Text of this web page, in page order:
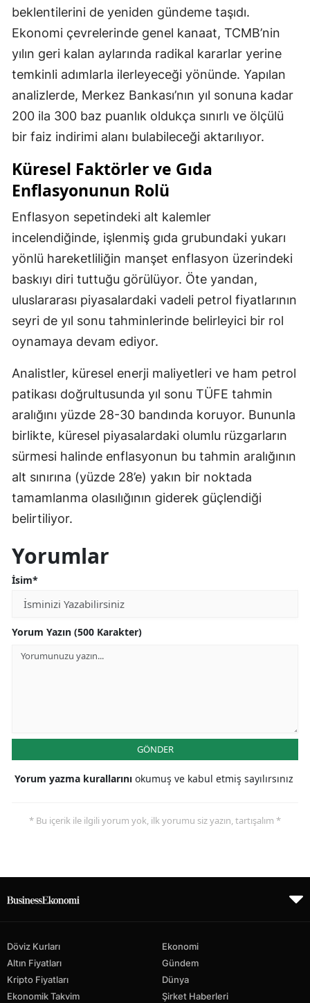
beklentilerini de yeniden gündeme taşıdı.
Ekonomi çevrelerinde genel kanaat, TCMB’nin
yılın geri kalan aylarında radikal kararlar yerine
temkinli adımlarla ilerleyeceği yönünde. Yapılan
analizlerde, Merkez Bankası’nın yıl sonuna kadar
200 ila 300 baz puanlık oldukça sınırlı ve ölçülü
bir faiz indirimi alanı bulabileceği aktarılıyor.
Küresel Faktörler ve Gıda
Enflasyonunun Rolü
Enflasyon sepetindeki alt kalemler
incelendiğinde, işlenmiş gıda grubundaki yukarı
yönlü hareketliliğin manşet enflasyon üzerindeki
baskıyı diri tuttuğu görülüyor. Öte yandan,
uluslararası piyasalardaki vadeli petrol fiyatlarının
seyri de yıl sonu tahminlerinde belirleyici bir rol
oynamaya devam ediyor.
Analistler, küresel enerji maliyetleri ve ham petrol
patikası doğrultusunda yıl sonu TÜFE tahmin
aralığını yüzde 28-30 bandında koruyor. Bununla
birlikte, küresel piyasalardaki olumlu rüzgarların
sürmesi halinde enflasyonun bu tahmin aralığının
alt sınırına (yüzde 28’e) yakın bir noktada
tamamlanma olasılığının giderek güçlendiği
belirtiliyor.
Yorumlar
İsim*
Yorum Yazın (500 Karakter)
GÖNDER
Yorum yazma kurallarını okumuş ve kabul etmiş sayılırsınız
* Bu içerik ile ilgili yorum yok, ilk yorumu siz yazın, tartışalım *
Döviz Kurları
Altın Fiyatları
Kripto Fiyatları
Ekonomik Takvim
Ekonomi
Gündem
Dünya
Şirket Haberleri